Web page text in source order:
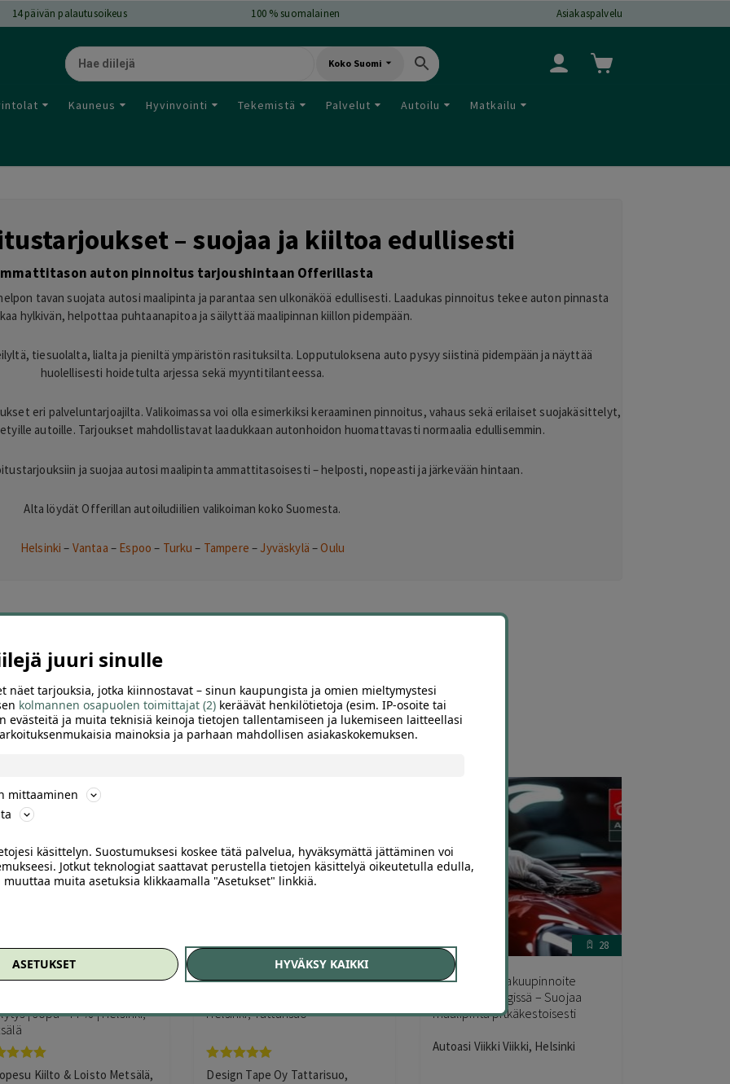
14päivän palautusoikeus 100 % suomalainen Asiakaspalvelu
Koko Suomi
Kauneus Hyvinvointi Tekemistä Palvelut Autoilu Matkailu
– suojaa ja kiiltoa edullisesti
auton pinnoitus tarjoushintaan Offerillasta
tavan suojata autosi maalipinta ja parantaa sen ulkonäköä edullisesti. Laadukas pinnoitus tekee auton pinnasta
hylkivän, helpottaa puhtaanapitoa ja säilyttää maalipinnan kiillon pidempään.
tiesuolalta, lialta ja pieniltä ympäristön rasituksilta. Lopputuloksena auto pysyy siistinä pidempään ja näyttää
huolellisesti hoidetulta arjessa sekä myyntitilanteessa.
eri palveluntarjoajilta. Valikoimassa voi olla esimerkiksi keraaminen pinnoitus, vahaus sekä erilaiset suojakäsittelyt,
autoille. Tarjoukset mahdollistavat laadukkaan autonhoidon huomattavasti normaalia edullisemmin.
ja suojaa autosi maalipinta ammattitasoisesti – helposti, nopeasti ja järkevään hintaan.
Alta löydät Offerillan autoiludiilien valikoiman koko Suomesta.
Helsinki – Vantaa – Espoo – Turku – Tampere – Jyväskylä –Oulu
diilit
vaihto–Ruostesuojaus–Vahaus
138
käsinpesu, sisäpuhdistus,
| Jopa -44 % | Helsinki,
Kiilto & Loisto Metsälä,
47
Suojaa autosi maalipinta! – 1K
Helsinki, Tattarisuo
Arvostelu
Design Tape Oy Tattarisuo,
28
Keraaminen takuupinnoite
autolle Helsingissä – Suojaa
maalipinta pitkäkestoisesti
Autoasi Viikki Viikki, Helsinki
juuri sinulle
näet tarjouksia, jotka kiinnostavat – sinun kaupungista ja omien mieltymystesi
kolmannen osapuolen toimittajat (2) keräävät henkilötietoja (esim. IP-osoite tai
evästeitä ja muita teknisiä keinoja tietojen tallentamiseen ja lukemiseen laitteellasi
mainoksia ja parhaan mahdollisen asiakaskokemuksen.
mittaaminen
käsittelyn. Suostumuksesi koskee tätä palvelua, hyväksymättä jättäminen voi
Jotkut teknologiat saattavat perustella tietojen käsittelyä oikeutetulla edulla,
muita asetuksia klikkaamalla "Asetukset" linkkiä.
ASETUKSET HYVÄKSY KAIKKI